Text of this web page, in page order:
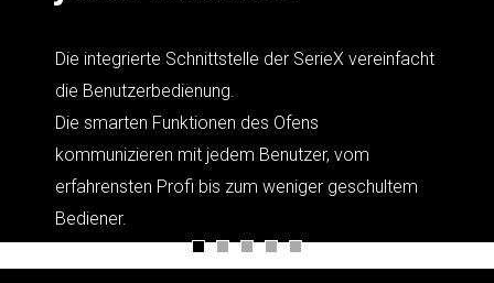
Die integrierte Schnittstelle der SerieX vereinfacht
die Benutzerbedienung.
Die smarten Funktionen des Ofens
kommunizieren mit jedem Benutzer, vom
erfahrensten Profi bis zum weniger geschultem
Bediener.